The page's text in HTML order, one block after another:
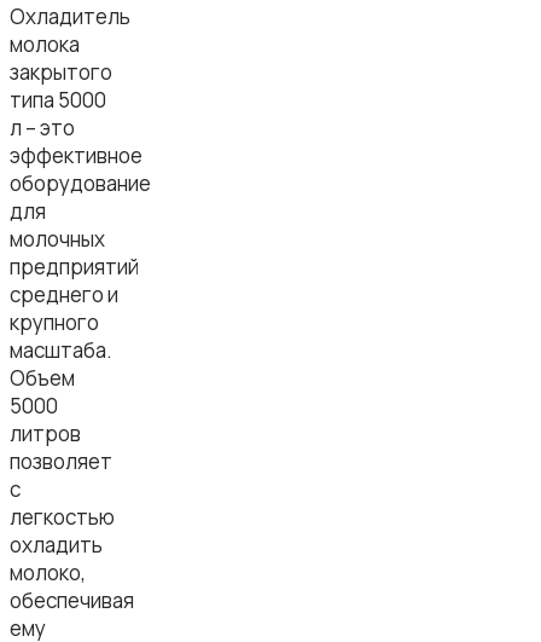
Охладитель
молока
закрытого
типа 5000
л – это
эффективное
оборудование
для
молочных
предприятий
среднего и
крупного
масштаба.
Объем
5000
литров
позволяет
с
легкостью
охладить
молоко,
обеспечивая
ему